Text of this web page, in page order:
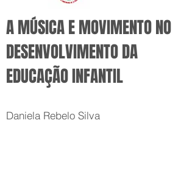
A MÚSICA E MOVIMENTO NO
DESENVOLVIMENTO DA
EDUCAÇÃO INFANTIL
Daniela Rebelo Silva